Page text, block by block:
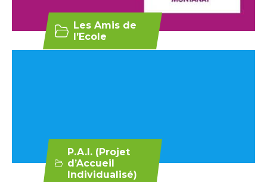
Les Amis de
l’Ecole
P.A.I. (Projet
d’Accueil
Individualisé)